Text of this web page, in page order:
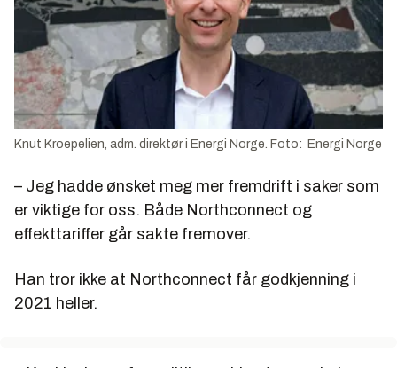
Knut Kroepelien, adm. direktør i Energi Norge. Foto: Energi Norge
– Jeg hadde ønsket meg mer fremdrift i saker som
er viktige for oss. Både Northconnect og
effekttariffer går sakte fremover.
Han tror ikke at Northconnect får godkjenning i
2021 heller.